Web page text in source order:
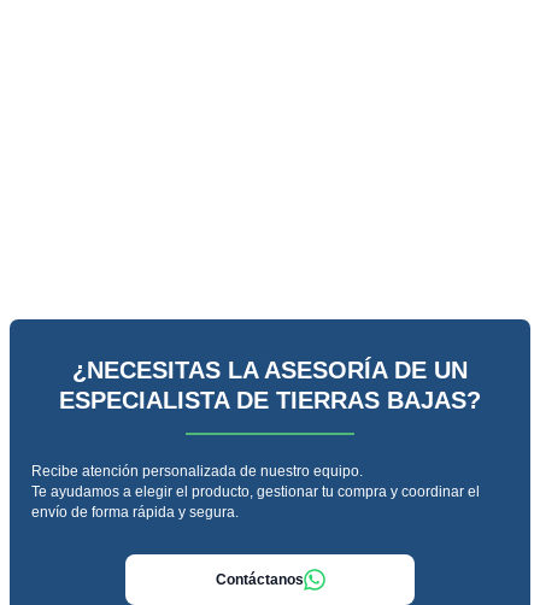
¿NECESITAS LA ASESORÍA DE UN
ESPECIALISTA DE TIERRAS BAJAS?
Recibe atención personalizada de nuestro equipo.
Te ayudamos a elegir el producto, gestionar tu compra y coordinar el
envío de forma rápida y segura.
Contáctanos